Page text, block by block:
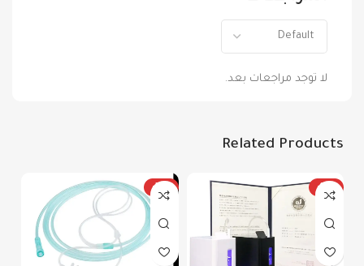
لا توجد مراجعات بعد.
Related Products
-18%
-33%